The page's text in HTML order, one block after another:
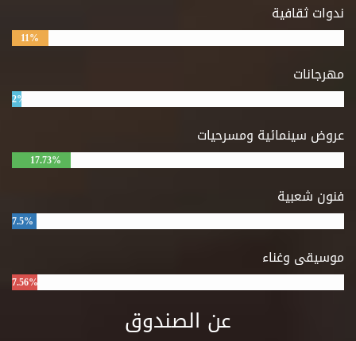
ندوات ثقافية
11%
مهرجانات
2%
عروض سينمائية ومسرحيات
17.73%
فنون شعبية
7.5%
موسيقى وغناء
7.56%
عن الصندوق